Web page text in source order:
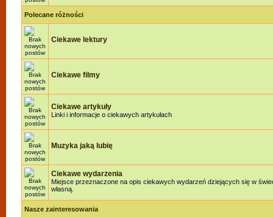
Polecane różności
Ciekawe lektury
Ciekawe filmy
Ciekawe artykuły
Linki i informacje o ciekawych artykułach
Muzyka jaką lubię
Ciekawe wydarzenia
Miejsce przeznaczone na opis ciekawych wydarzeń dziejących się w
własną.
Nasze zainteresowania